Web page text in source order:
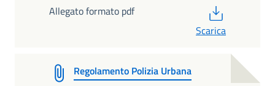
Allegato formato pdf
Scarica
Regolamento Polizia Urbana